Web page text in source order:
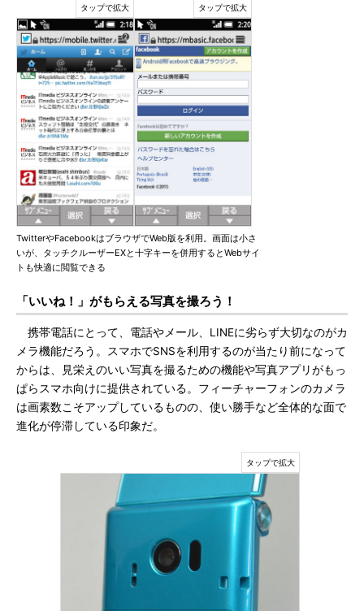
TwitterやFacebookはブラウザでWeb版を利用。画面は小さ
いが、タッチクルーザーEXと十字キーを併用するとWebサイ
トも快適に閲覧できる
「いいね！」がもらえる写真を撮ろう！
携帯電話にとって、電話やメール、LINEに劣らず大切なのがカ
メラ機能だろう。スマホでSNSを利用するのが当たり前になって
からは、見栄えのいい写真を撮るための機能や写真アプリがもっ
ぱらスマホ向けに提供されている。フィーチャーフォンのカメラ
は画素数こそアップしているものの、使い勝手など全体的な面で
進化が停滞している印象だ。